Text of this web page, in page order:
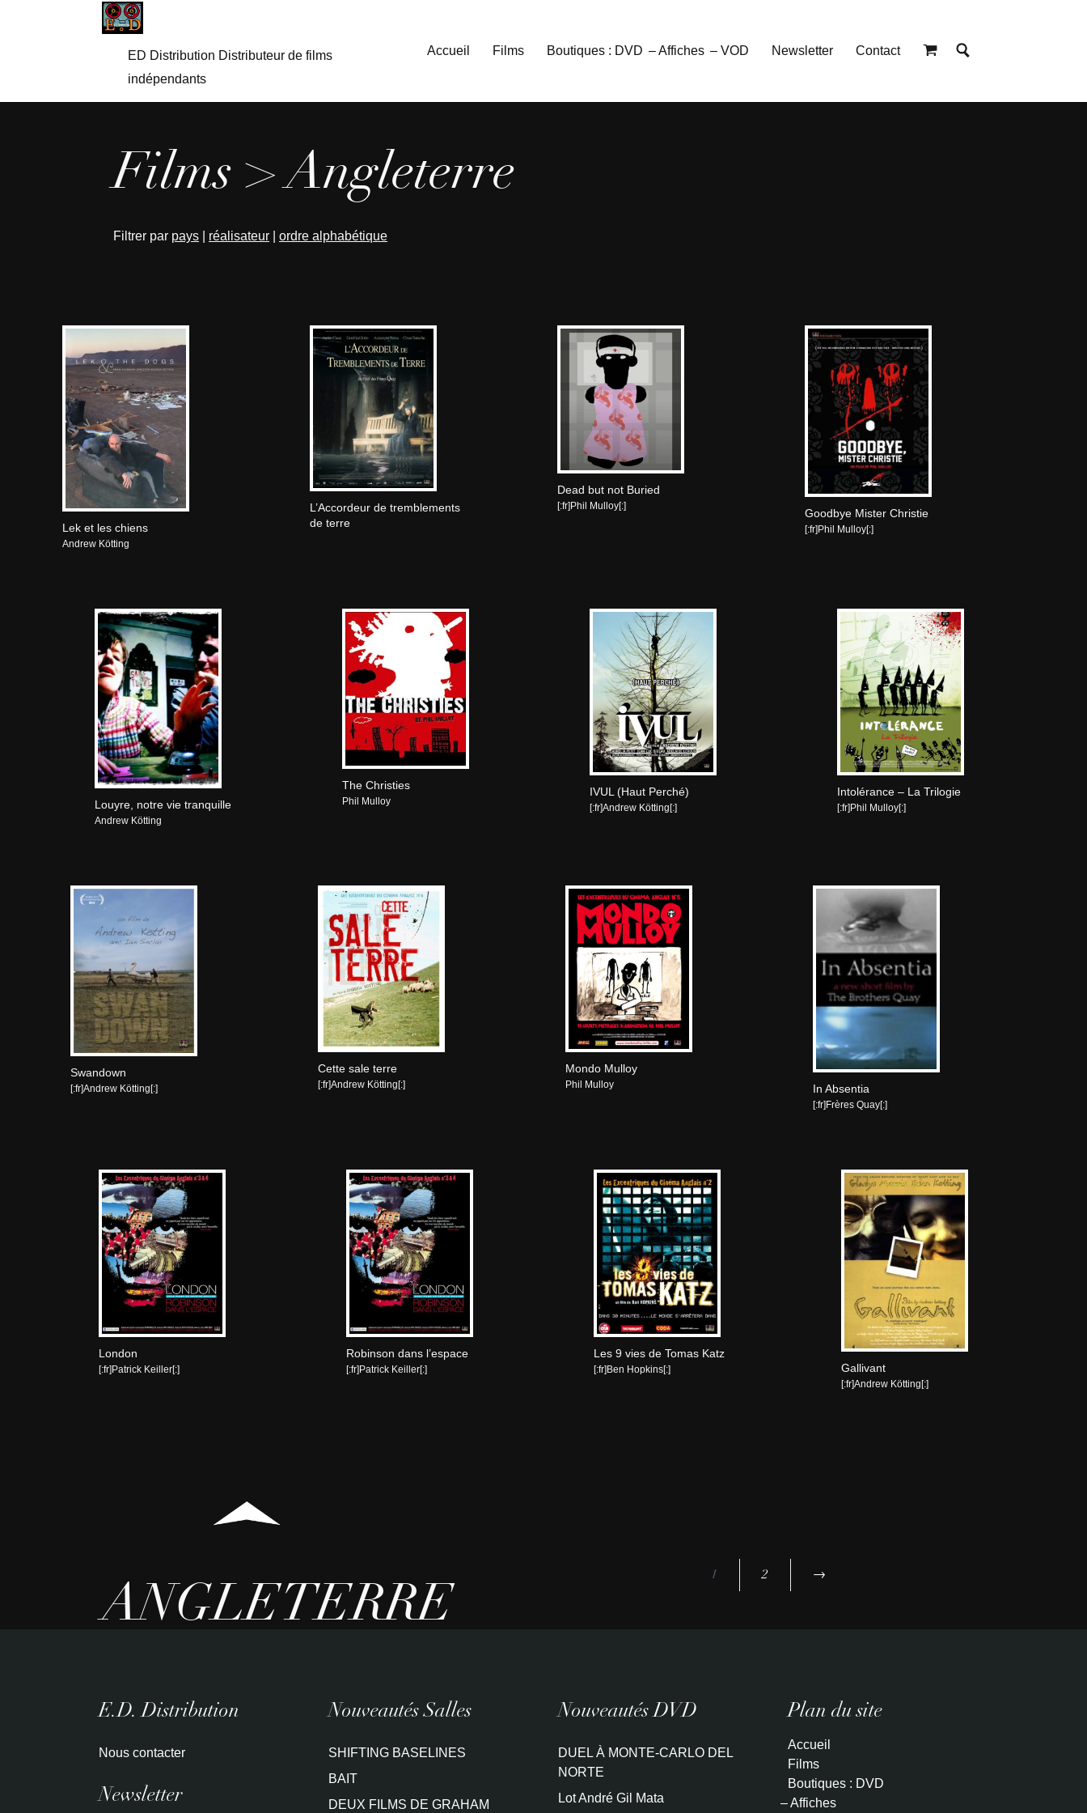
ED Distribution Distributeur de films
indépendants
Accueil Films Boutiques : DVD – Affiches – VOD Newsletter Contact
Films > Angleterre
Filtrer par pays réalisateur ordre alphabétique
Lek et les chiens
Andrew Kötting
L’Accordeur de tremblements
de terre
Dead but not Buried
[:fr]Phil Mulloy[:]
Goodbye Mister Christie
[:fr]Phil Mulloy[:]
Louyre, notre vie tranquille
Andrew Kötting
The Christies
Phil Mulloy
IVUL (Haut Perché)
[:fr]Andrew Kötting[:]
Intolérance – La Trilogie
[:fr]Phil Mulloy[:]
Swandown
[:fr]Andrew Kötting[:]
Cette sale terre
[:fr]Andrew Kötting[:]
Mondo Mulloy
Phil Mulloy In Absentia
[:fr]Frères Quay[:]
London
[:fr]Patrick Keiller[:]
Robinson dans l’espace
[:fr]Patrick Keiller[:]
Les 9 vies de Tomas Katz
[:fr]Ben Hopkins[:] Gallivant
[:fr]Andrew Kötting[:]
1 2 →
ANGLETERRE
E.D. Distribution
Nous contacter
Newsletter
Nouveautés Salles
SHIFTING BASELINES
BAIT
DEUX FILMS DE GRAHAM
Nouveautés DVD
DUEL À MONTE-CARLO DEL
NORTE
Lot André Gil Mata
Plan du site
Accueil
Films
Boutiques : DVD
– Affiches